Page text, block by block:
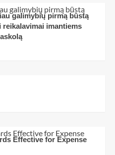
galimybių pirmą būstą
imantiems
Effective for Expense